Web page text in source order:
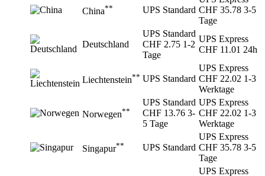
China** UPS Standard CHF 35.78 3-5
Tage
Deutschland
UPS Standard
CHF 2.75 1-2
Tage
UPS Express
CHF 11.01 24h
Liechtenstein** UPS Standard
UPS Express
CHF 22.02 1-3
Werktage
Norwegen**
UPS Standard
CHF 13.76 3-
5 Tage
UPS Express
CHF 22.02 1-3
Werktage
Singapur** UPS Standard
UPS Express
CHF 35.78 3-5
Tage
UPS Express